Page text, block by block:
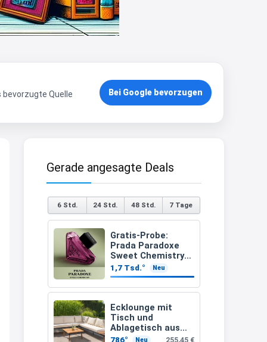
bevorzugte Quelle
Bei Google bevorzugen
Gerade angesagte Deals
6 Std. 24 Std. 48 Std. 7 Tage
Gratis-Probe:
Prada Paradoxe
Sweet Chemistry
kostenlos testen
1,7 Tsd.° Neu
Ecklounge mit
Tisch und
Ablagetisch aus
Akazienholz 12-
786° Neu 255,45 €
21:36
↩
21:37
21:37
↩
Joachim
Haribo Roadshow / 100 Orte / ab
29.07www.haribo.com/de-
de/aktuelles...
13:04
↩
Joachim
Ab diesem Jahr gibt es keine